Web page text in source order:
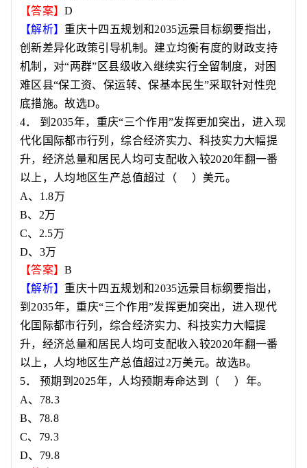
【答案】D
【解析】 重庆十四五规划和2035远景目标纲要指出，
创新差异化政策引导机制。建立均衡有度的财政支持
机制，对“两群” 区县级收入继续实行全留制度，对困
难区县“保工资、保运转、保基本民生”采取针对性兜
底措施。故选D。
4． 到 2035年，重庆“三个作用”发挥更加突出，进入现
代化国际都市行列，综合经济实力、科技实力大幅提
升，经济总量和居民人均可支配收入较2020年翻一番
以上，人均地区生产总值超过 （ ）美元。
A、 1.8万
B、 2万
C、 2.5万
D、 3万
【答案】B
【解析】 重庆十四五规划和2035远景目标纲要指出，
到 2035年，重庆“三个作用”发挥更加突出，进入现代
化国际都市行列，综合经济实力、科技实力大幅提
升，经济总量和居民人均可支配收入较2020年翻一番
以上，人均地区生产总值超过2万美元。故选B。
5． 预期到 2025年，人均预期寿命达到 （ ） 年。
A、 78.3
B、 78.8
C、 79.3
D、 79.8